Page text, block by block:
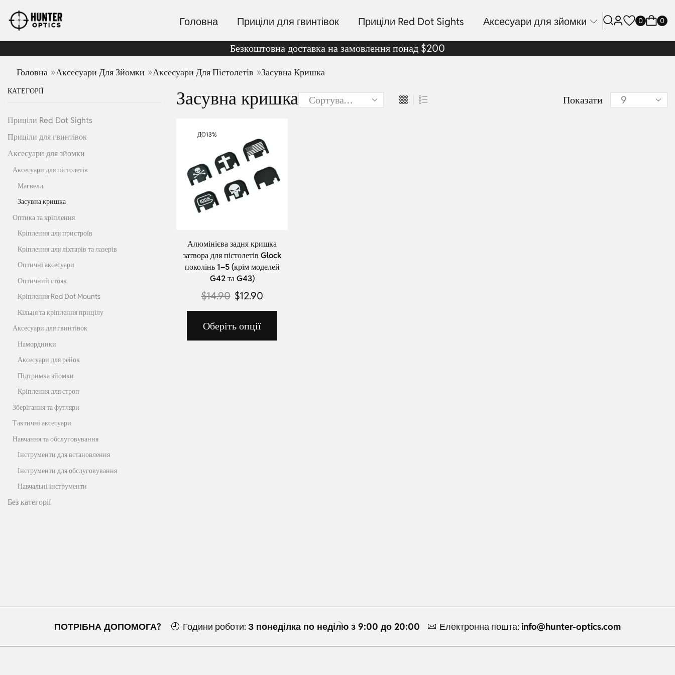
Головна Приціли для гвинтівок Приціли Red Dot Sights Аксесуари для зйомки 0 0
Безкоштовна доставка на замовлення понад $200
Головна »Аксесуари Для Зйомки »Аксесуари Для Пістолетів »Засувна Кришка
Засувна кришка Показати
ДО13%
Алюмінієва задня кришка
затвора для пістолетів Glock
поколінь 1–5 (крім моделей
G42 та G43)
$14.90 $12.90
Оберіть опції
КАТЕГОРІЇ
Приціли Red Dot Sights
Приціли для гвинтівок
Аксесуари для зйомки
Аксесуари для пістолетів
Магвелл.
Засувна кришка
Оптика та кріплення
Кріплення для пристроїв
Кріплення для ліхтарів та лазерів
Оптичні аксесуари
Оптичний стояк
Кріплення Red Dot Mounts
Кільця та кріплення прицілу
Аксесуари для гвинтівок
Намордники
Аксесуари для рейок
Підтримка зйомки
Кріплення для строп
Зберігання та футляри
Тактичні аксесуари
Навчання та обслуговування
Інструменти для встановлення
Інструменти для обслуговування
Навчальні інструменти
Без категорії
ПОТРІБНА ДОПОМОГА? Години роботи: З понеділка по неділю з 9:00 до 20:00 Електронна пошта: info@hunter-optics.com